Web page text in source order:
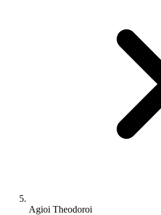
Agioi Theodoroi